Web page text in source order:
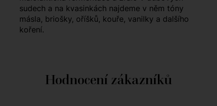
sudech a na kvasinkách najdeme v něm tóny
másla, briošky, oříšků, kouře, vanilky a dalšího
koření.
Hodnocení zákazníků